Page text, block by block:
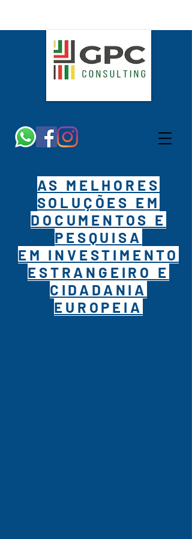
AS MELHORES
SOLUÇÕES EM
DOCUMENTOS E
PESQUISA
EM INVESTIMENTO
ESTRANGEIRO E
CIDADANIA
EUROPEIA